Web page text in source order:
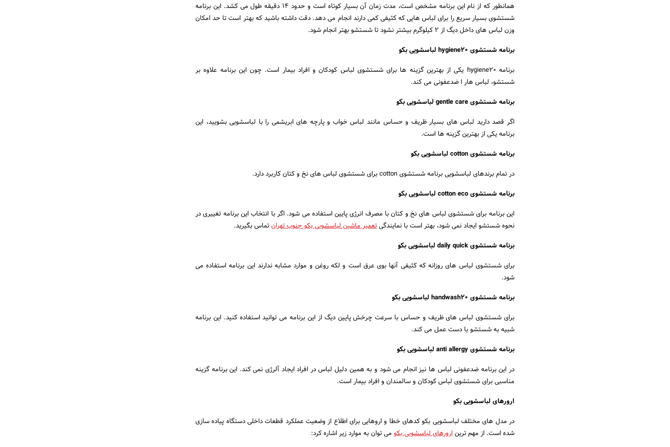
همانطور که از نام این برنامه مشخص است، مدت زمان آن بسیار کوتاه است و حدود 14 دقیقه طول می کشد. این برنامه
شستشوی بسیار سریع را برای لباس هایی که کثیفی کمی دارند انجام می دهد. دقت داشته باشید که بهتر است تا حد امکان
وزن لباس های داخل دیگ از 2 کیلوگرم بیشتر نشود تا شستشو بهتر انجام شود.
برنامه شستشوی hygiene20 لباسشویی بکو
برنامه hygiene20 یکی از بهترین گزینه ها برای شستشوی لباس کودکان و افراد بیمار است. چون این برنامه علاوه بر
شستشو، لباس هار ا ضدعفونی می کند.
برنامه شستشوی gentle care لباسشویی بکو
اگر قصد دارید لباس های بسیار ظریف و حساس مانند لباس خواب و پارچه های ابریشمی را با لباسشویی بشویید، این
برنامه یکی از بهترین گزینه ها است.
برنامه شستشوی cotton لباسشویی بکو
در تمام برندهای لباسشویی برنامه شستشوی cotton برای شستشوی لباس های نخ و کتان کاربرد دارد.
برنامه شستشوی cotton eco لباسشویی بکو
این برنامه برای شستشوی لباس های نخ و کتان با مصرف انرژی پایین استفاده می شود. اگر با انتخاب این برنامه تغییری در
نحوه شستشو ایجاد نمی شود، بهتر است با نمایندگیتعمیر ماشین لباسشویی بکو جنوب تهرانتماس بگیرید.
برنامه شستشوی daily quick لباسشویی بکو
برای شستشوی لباس های روزانه که کثیفی آنها بوی عرق است و لکه روغن و موارد مشابه ندارند این برنامه استفاده می
شود.
برنامه شستشوی handwash20 لباسشویی بکو
برای شستشوی لباس های ظریف و حساس با سرعت چرخش پایین دیگ از این برنامه می توانید استفاده کنید. این برنامه
شبیه به شستشو با دست عمل می کند.
برنامه شستشوی anti allergy لباسشویی بکو
در این برنامه ضدعفونی لباس ها نیز انجام می شود و به همین دلیل لباس در افراد ایجاد آلرژی نمی کند. این برنامه گزینه
مناسبی برای شستشوی لباس کودکان و سالمندان و افراد بیمار است.
ارورهای لباسشویی بکو
در مدل های مختلف لباسشویی بکو کدهای خطا و اروهایی برای اطلاع از وضعیت عملکرد قطعات داخلی دستگاه پیاده سازی
شده است. از مهم ترینارورهای لباسشویی بکو می توان به موارد زیر اشاره کرد: